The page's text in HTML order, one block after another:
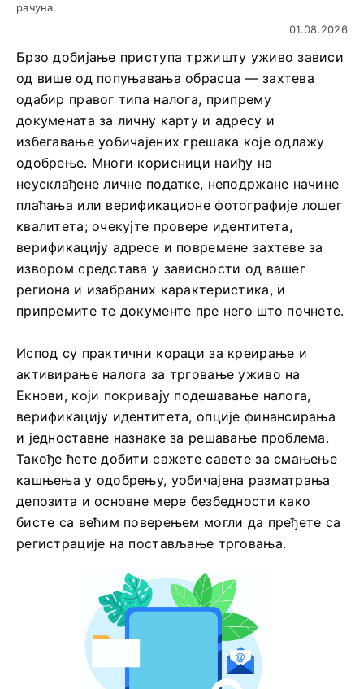
рачуна.
01.08.2026
Брзо добијање приступа тржишту уживо зависи
од више од попуњавања обрасца — захтева
одабир правог типа налога, припрему
докумената за личну карту и адресу и
избегавање уобичајених грешака које одлажу
одобрење. Многи корисници наиђу на
неусклађене личне податке, неподржане начине
плаћања или верификационе фотографије лошег
квалитета; очекујте провере идентитета,
верификацију адресе и повремене захтеве за
извором средстава у зависности од вашег
региона и изабраних карактеристика, и
припремите те документе пре него што почнете.
Испод су практични кораци за креирање и
активирање налога за трговање уживо на
Екнови, који покривају подешавање налога,
верификацију идентитета, опције финансирања
и једноставне назнаке за решавање проблема.
Такође ћете добити сажете савете за смањење
кашњења у одобрењу, уобичајена разматрања
депозита и основне мере безбедности како
бисте са већим поверењем могли да пређете са
регистрације на постављање трговања.